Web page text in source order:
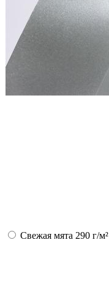
Свежая мята 290 г/м²